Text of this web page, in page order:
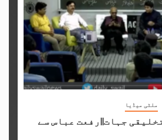
ملٹی میڈیا
جہات||رفعت عباس سے